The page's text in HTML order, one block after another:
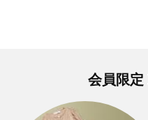
会員限定